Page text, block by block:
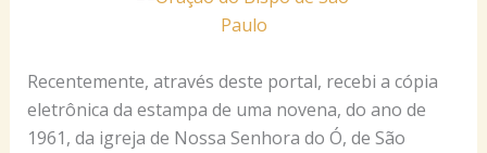
Recentemente, através deste portal, recebi a cópia
eletrônica da estampa de uma novena, do ano de
1961, da igreja de Nossa Senhora do Ó, de São